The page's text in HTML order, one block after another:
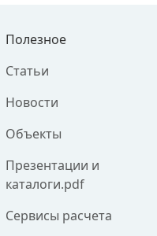
Полезное
Статьи
Новости
Объекты
Презентации и
каталоги.pdf
Сервисы расчета